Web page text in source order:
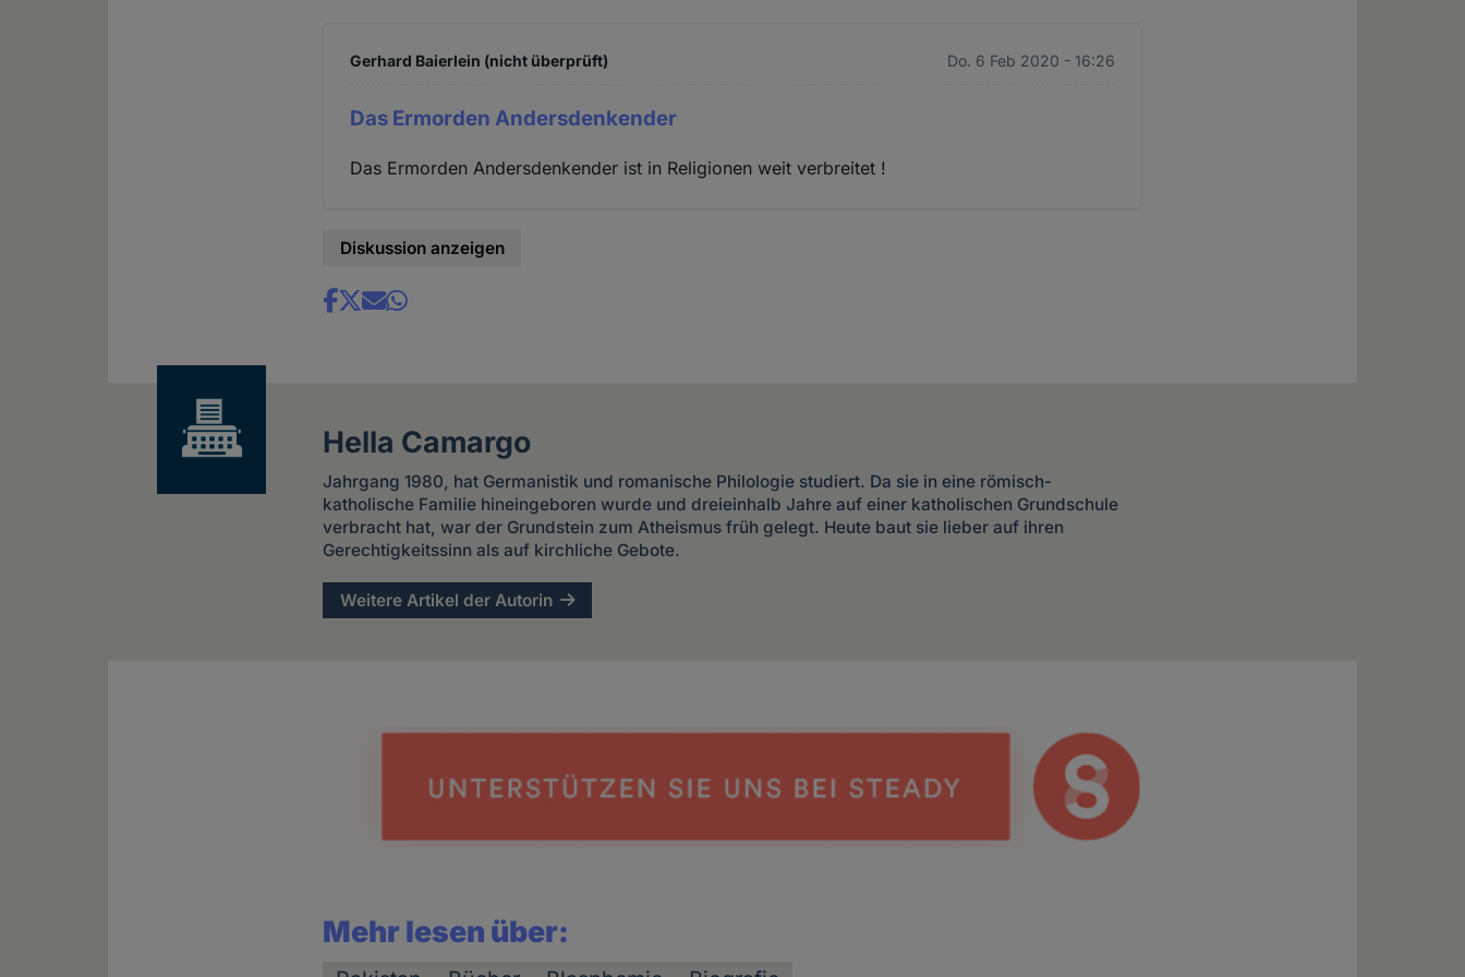
Gerhard Baierlein (nicht überprüft) Do. 6 Feb 2020 - 16:26
Das Ermorden Andersdenkender
Das Ermorden Andersdenkender ist in Religionen weit verbreitet !
Diskussion anzeigen
Share
Hella Camargo
Jahrgang 1980, hat Germanistik und romanische Philologie studiert. Da sie in eine römisch-
katholische Familie hineingeboren wurde und dreieinhalb Jahre auf einer katholischen Grundschule
verbracht hat, war der Grundstein zum Atheismus früh gelegt. Heute baut sie lieber auf ihren
Gerechtigkeitssinn als auf kirchliche Gebote.
Weitere Artikel der Autorin
Mehr lesen über: